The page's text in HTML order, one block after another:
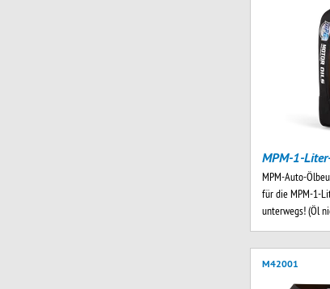
MPM-1-
MPM-Auto-
für die MPM-1-
unterwegs! (Öl
M42001